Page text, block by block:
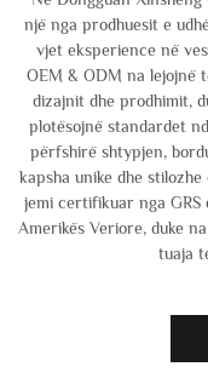
një nga prodhuesit e
vjet eksperience në
OEM & ODM na lejojnë
dizajnit dhe prodhimit,
plotësojnë standardet
përfshirë shtypjen,
kapsha unike dhe
jemi certifikuar nga GRS
Amerikës Veriore, duke
tuaja